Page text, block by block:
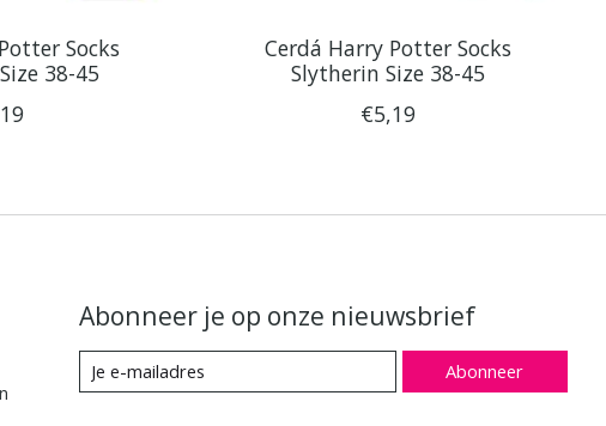
Socks
38-45
Cerdá Harry Potter Socks
Slytherin Size 38-45
€5,19
Abonneer je op onze nieuwsbrief
Abonneer